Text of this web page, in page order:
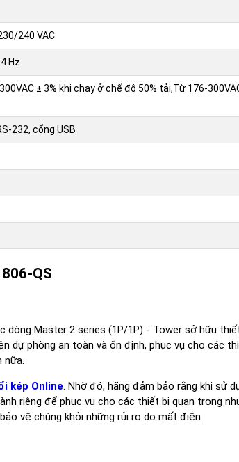
240 VAC
Hz
± 3% khi chạy ở chế độ 50% tải,Từ 176-
232, cổng USB
QS
dòng Master 2 series (1P/1P) - Tower sở hữu
dự phòng an toàn và ổn định, phục vụ cho các
nữa.
kép Online . Nhờ đó, hãng đảm bảo rằng khi sử
riêng để phục vụ cho các thiết bị quan trọng
vệ chúng khỏi những rủi ro do mất điện.